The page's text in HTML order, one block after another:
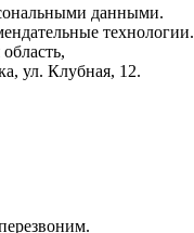
данными.
технологии.
ул. Клубная, 12.